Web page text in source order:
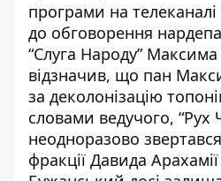
програми на
до обговорення нардепа
“Слуга Народу”
відзначив, що пан
за деколонізацію
словами ведучого, “Рух
неодноразово
фракції Давида